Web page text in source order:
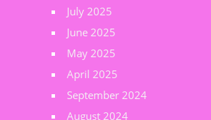
July 2025
June 2025
May 2025
April 2025
September 2024
August 2024